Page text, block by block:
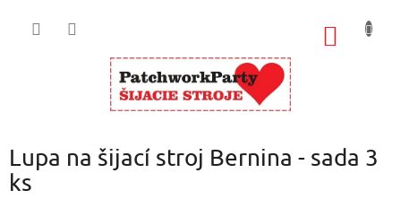
Lupa na šijací stroj Bernina - sada 3
ks